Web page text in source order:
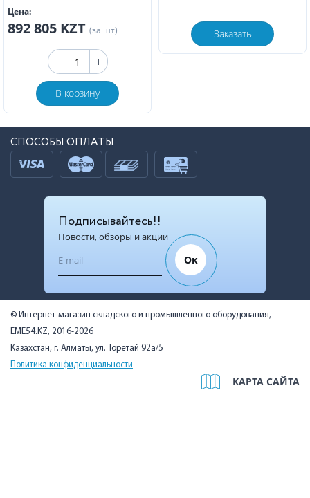
Цена:
892 805 KZT (за шт)
В корзину
Заказать
СПОСОБЫ ОПЛАТЫ
Подписывайтесь!!
Новости, обзоры и акции
Ок
© Интернет-магазин складского и промышленного оборудования,
EME54.KZ, 2016-2026
Казахстан, г. Алматы, ул. Торетай 92а/5
Политика конфиденциальности
КАРТА САЙТА